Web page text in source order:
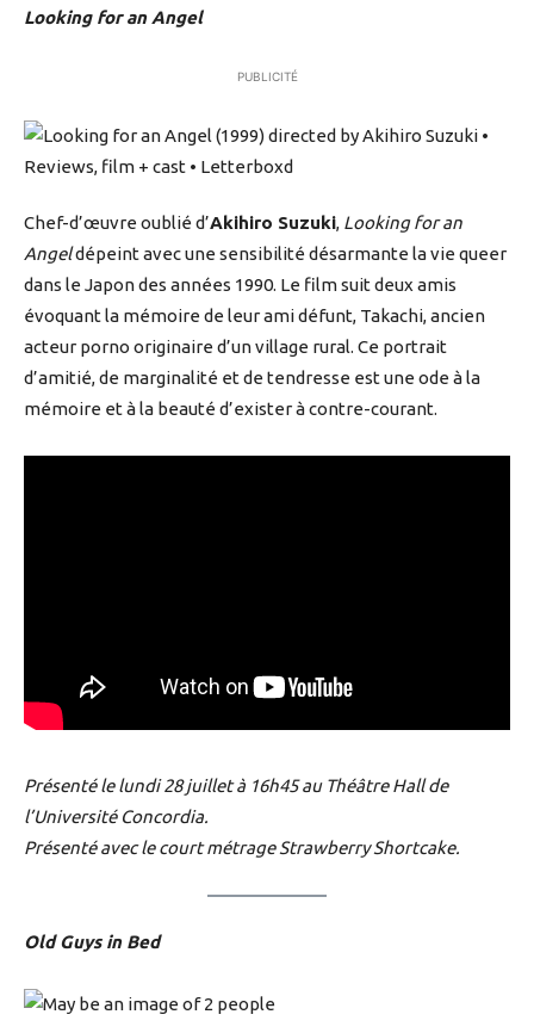
Looking for an Angel
PUBLICITÉ
Chef-d’œuvre oublié d’Akihiro Suzuki, Looking for an
Angeldépeint avec une sensibilité désarmante la vie queer
dans le Japon des années 1990. Le film suit deux amis
évoquant la mémoire de leur ami défunt, Takachi, ancien
acteur porno originaire d’un village rural. Ce portrait
d’amitié, de marginalité et de tendresse est une ode à la
mémoire et à la beauté d’exister à contre-courant.
Présenté le lundi 28 juillet à 16h45 au Théâtre Hall de
l’Université Concordia.
Présenté avec le court métrage Strawberry Shortcake.
Old Guys in Bed